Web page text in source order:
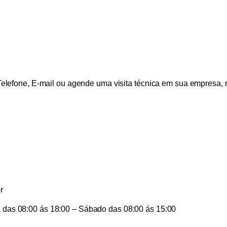
E-mail ou agende uma visita técnica em sua
08:00 ás 18:00 – Sábado das 08:00 ás 15:00